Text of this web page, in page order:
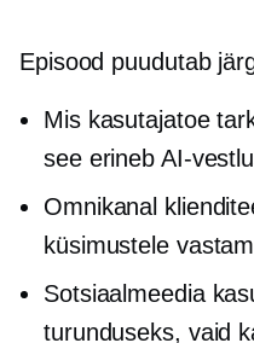
Episood puudutab
Mis kasutajatoe
see erineb AI-
Omnikanal
küsimustele
Sotsiaalmeedia
turunduseks, vaid